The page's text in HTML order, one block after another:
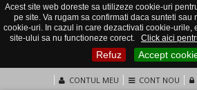
Acest site web doreste sa utilizeze cookie-uri
pe site. Va rugam sa confirmati daca sunteti sau
cookie-uri. In cazul in care dezactivati cookie-urile,
site-ului sa nu functioneze corect.
Click aici
Refuz Accept
CONTUL MEU CONT NOU